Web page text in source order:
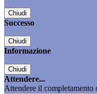
Chiudi
Successo
Chiudi
Informazione
Chiudi
Attendere...
Attendere il completamento